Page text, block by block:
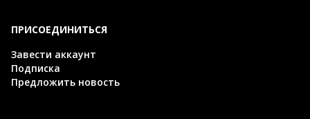
ПРИСОЕДИНИТЬСЯ
Завести аккаунт
Подписка
Предложить новость